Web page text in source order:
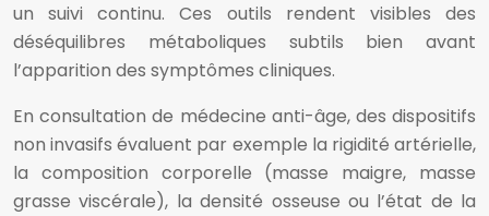
un suivi continu. Ces outils rendent visibles des
déséquilibres métaboliques subtils bien avant
l’apparition des symptômes cliniques.
En consultation de médecine anti-âge, des dispositifs
non invasifs évaluent par exemple la rigidité artérielle,
la composition corporelle (masse maigre, masse
grasse viscérale), la densité osseuse ou l’état de la